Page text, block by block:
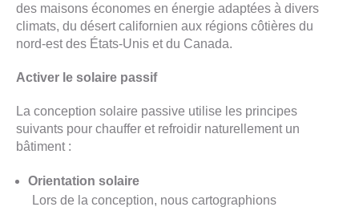
des maisons économes en énergie adaptées à divers
climats, du désert californien aux régions côtières du
nord-est des États-Unis et du Canada.
Activer le solaire passif
La conception solaire passive utilise les principes
suivants pour chauffer et refroidir naturellement un
bâtiment :
Orientation solaire
Lors de la conception, nous cartographions